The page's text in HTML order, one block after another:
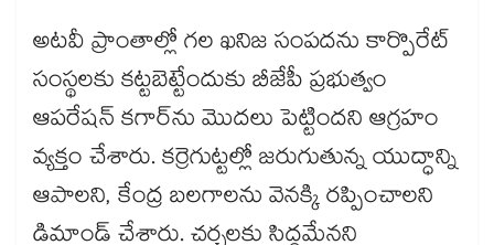
అటవీ ప్రాంతాల్లో గల ఖనిజ సంపదను కార్పొరేట్‌‌
సంస్థలకు కట్టబెట్టేందుకు బీజేపీ ప్రభుత్వం
ఆపరేషన్‌‌ కగార్‌‌ను మొదలు పెట్టిందని ఆగ్రహం
వ్యక్తం చేశారు. కర్రెగుట్టల్లో జరుగుతున్న యుద్ధాన్ని
ఆపాలని, కేంద్ర బలగాలను వెనక్కి రప్పించాలని